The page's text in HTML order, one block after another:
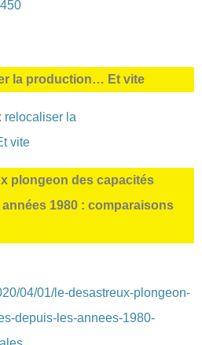
la production… Et vite
relocaliser la
vite
plongeon des capacités
1980 : comparaisons
04/01/le-desastreux-plongeon-
depuis-les-annees-1980-